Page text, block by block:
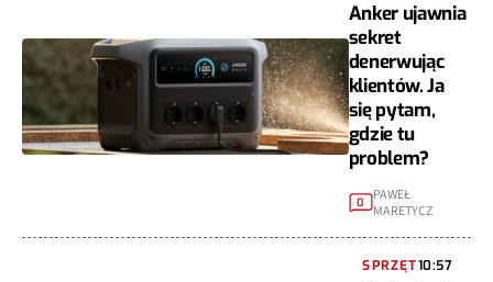
Anker ujawnia
sekret
denerwując
klientów. Ja
się pytam,
gdzie tu
problem?
0
PAWEŁ
MARETYCZ
SPRZĘT10:57